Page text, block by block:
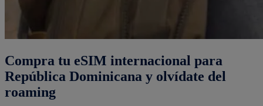
Compra tu eSIM internacional para
República Dominicana y olvídate del
roaming